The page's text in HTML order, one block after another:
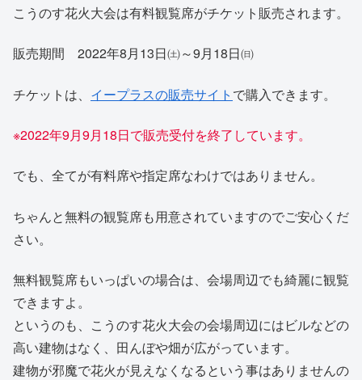
こうのす花火大会は有料観覧席がチケット販売されます。
販売期間 2022年8月13日㈯～9月18日㈰
チケットは、 イープラスの販売サイト で購入できます。
※2022年9月9月18日で販売受付を終了しています。
でも、全てが有料席や指定席なわけではありません。
ちゃんと無料の観覧席も用意されていますのでご安心くだ
さい。
無料観覧席もいっぱいの場合は、会場周辺でも綺麗に観覧
できますよ。
というのも、こうのす花火大会の会場周辺にはビルなどの
高い建物はなく、田んぼや畑が広がっています。
建物が邪魔で花火が見えなくなるという事はありませんの